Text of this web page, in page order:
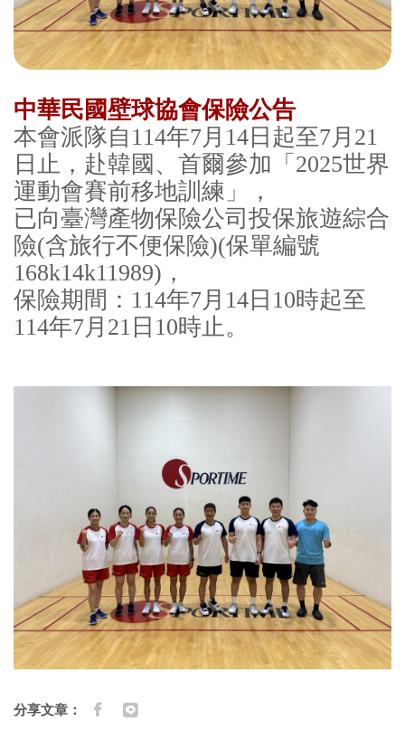
中華民國壁球協會保險公告
本會派隊自114年7月14日起至7月21
日止，赴韓國、首爾參加「2025世界
運動會賽前移地訓練」，
已向臺灣產物保險公司投保旅遊綜合
險(含旅行不便保險)(保單編號
168k14k11989)，
保險期間：114年7月14日10時起至
114年7月21日10時止。
分享文章：